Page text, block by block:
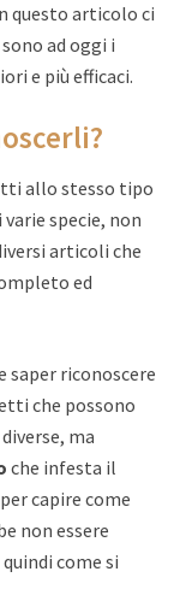
questo articolo ci
ad oggi i
e più efficaci.
allo stesso tipo
specie, non
articoli che
ed
saper riconoscere
che possono
ma
che infesta il
capire come
non essere
come si